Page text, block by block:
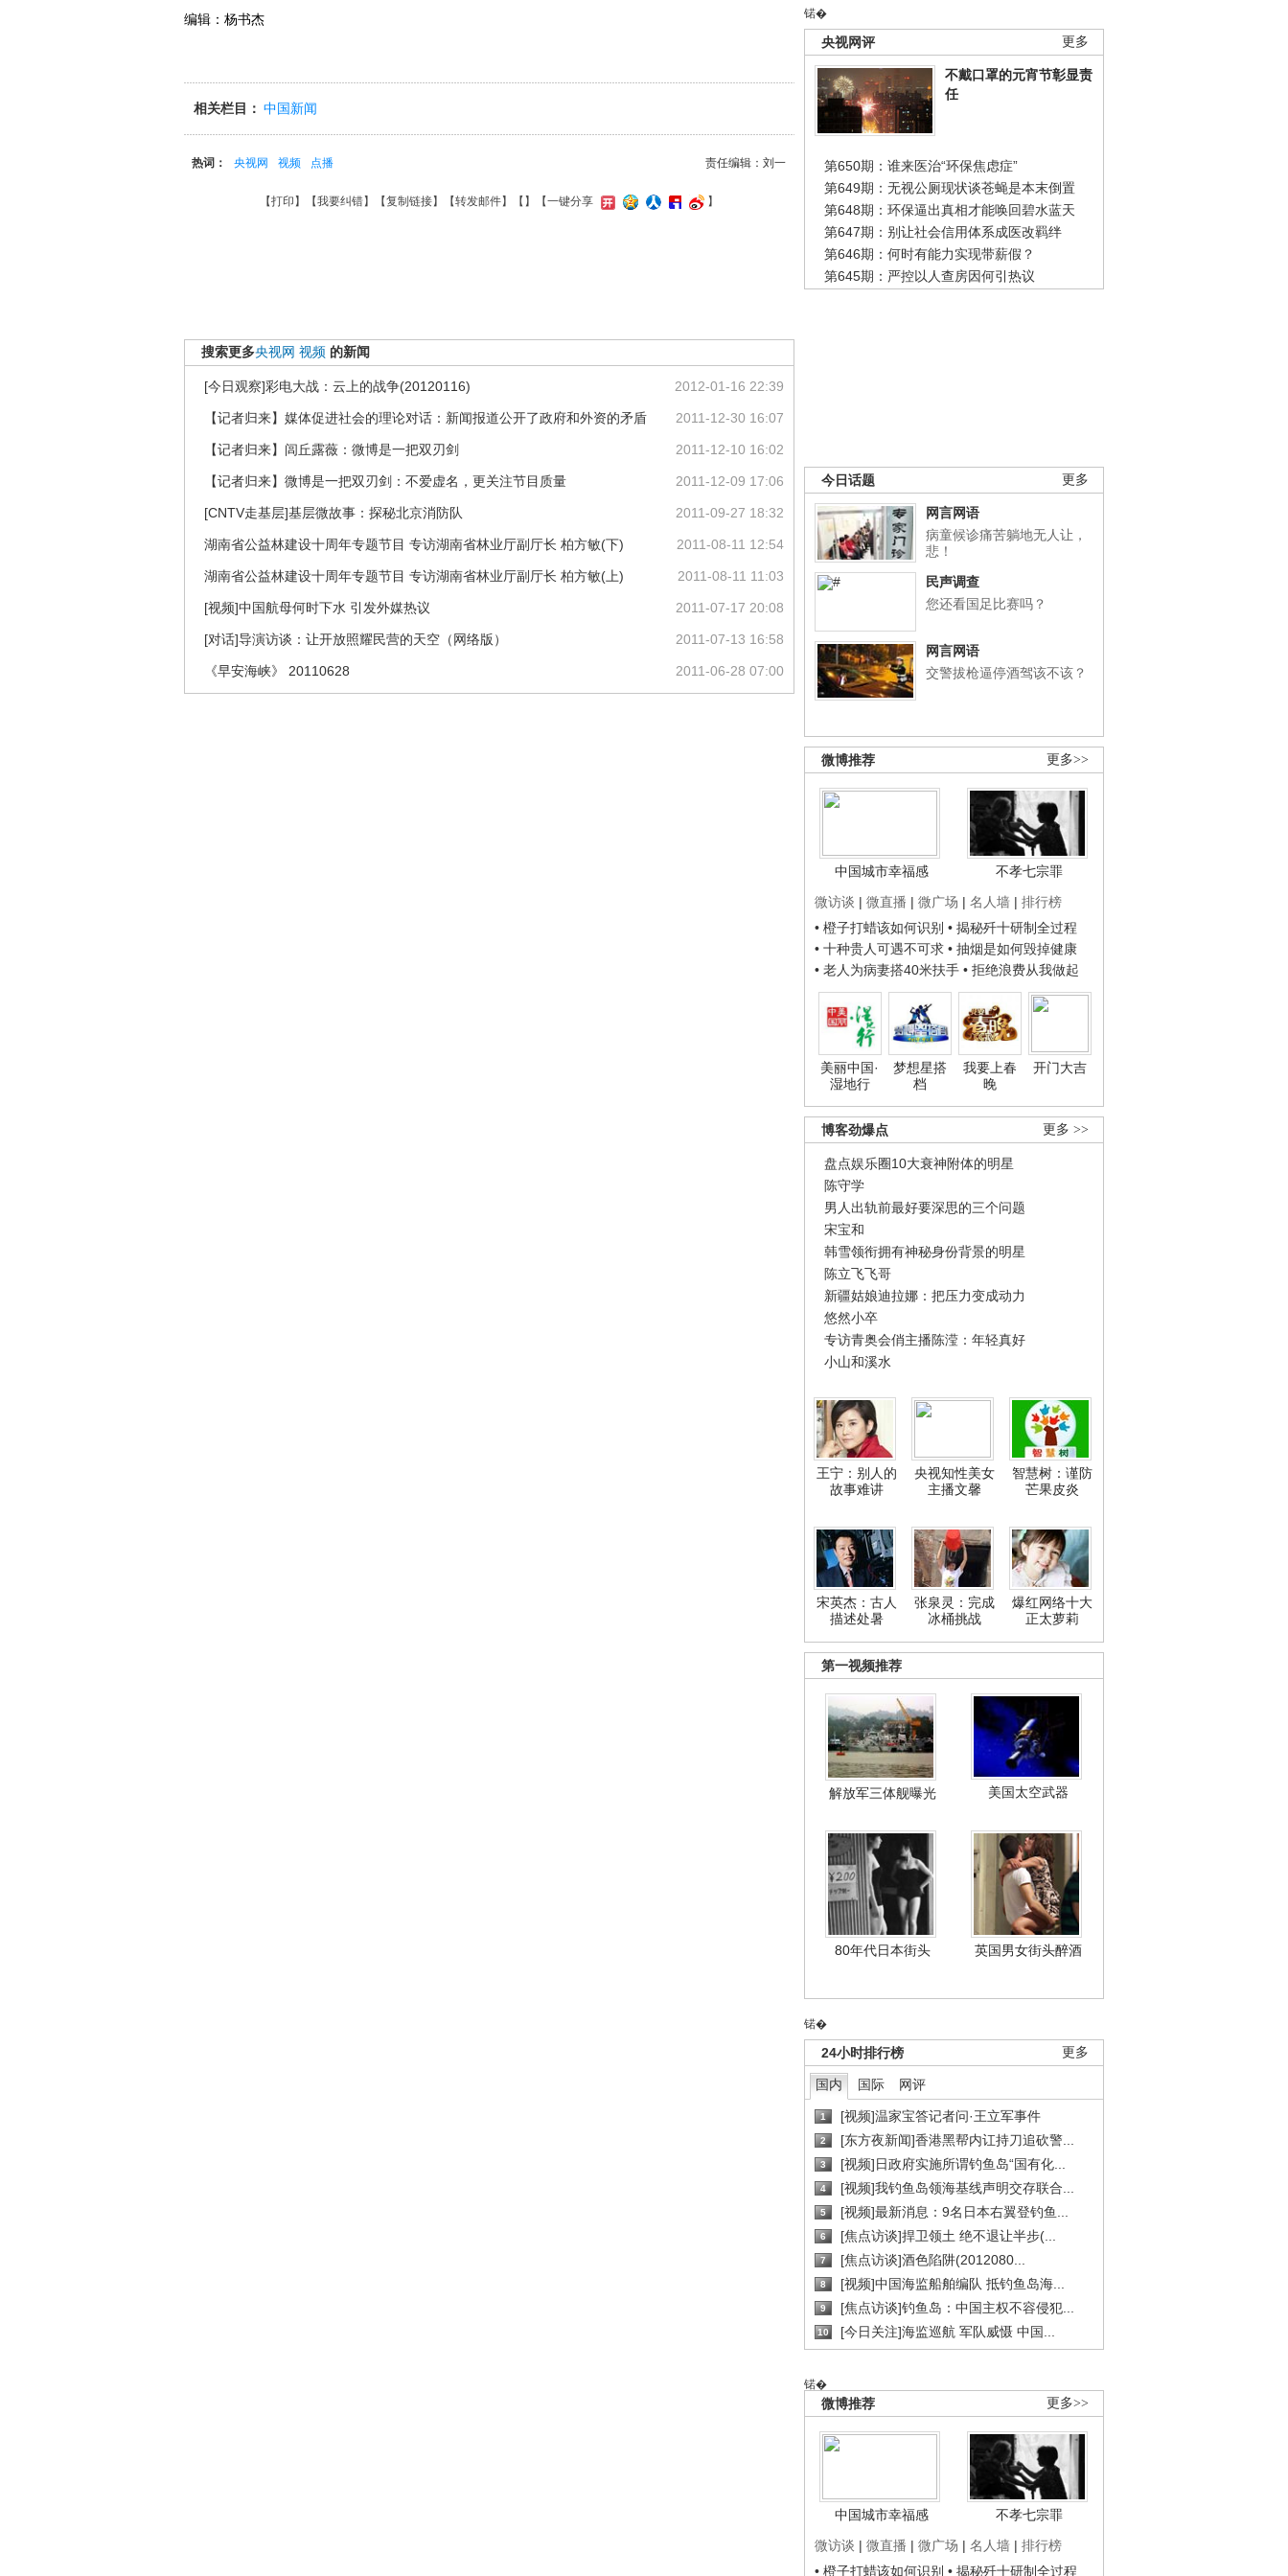
锘�
更多
央视网评
不戴口罩的元宵节彰显责
任
第650期：谁来医治“环保焦虑症”
第649期：无视公厕现状谈苍蝇是本末倒置
第648期：环保逼出真相才能唤回碧水蓝天
第647期：别让社会信用体系成医改羁绊
第646期：何时有能力实现带薪假？
第645期：严控以人查房因何引热议
更多
今日话题
网言网语
病童候诊痛苦躺地无人让，
悲！
民声调查
您还看国足比赛吗？
网言网语
交警拔枪逼停酒驾该不该？
更多>>
微博推荐
中国城市幸福感
不孝七宗罪
微访谈 | 微直播 | 微广场 | 名人墙 | 排行榜
• 橙子打蜡该如何识别 • 揭秘歼十研制全过程
• 十种贵人可遇不可求 • 抽烟是如何毁掉健康
• 老人为病妻搭40米扶手 • 拒绝浪费从我做起
美丽中国·
湿地行
梦想星搭
档
我要上春
晚
开门大吉
更多 >>
博客劲爆点
盘点娱乐圈10大衰神附体的明星
陈守学
男人出轨前最好要深思的三个问题
宋宝和
韩雪领衔拥有神秘身份背景的明星
陈立飞飞哥
新疆姑娘迪拉娜：把压力变成动力
悠然小卒
专访青奥会俏主播陈滢：年轻真好
小山和溪水
王宁：别人的
故事难讲
央视知性美女
主播文馨
智慧树：谨防
芒果皮炎
宋英杰：古人
描述处暑
张泉灵：完成
冰桶挑战
爆红网络十大
正太萝莉
第一视频推荐
解放军三体舰曝光 美国太空武器
80年代日本街头 英国男女街头醉酒
锘�
更多
24小时排行榜
国内 国际 网评
1 [视频]温家宝答记者问·王立军事件
2 [东方夜新闻]香港黑帮内讧持刀追砍警...
3 [视频]日政府实施所谓钓鱼岛“国有化...
4 [视频]我钓鱼岛领海基线声明交存联合...
5 [视频]最新消息：9名日本右翼登钓鱼...
6 [焦点访谈]捍卫领土 绝不退让半步(...
7 [焦点访谈]酒色陷阱(2012080...
8 [视频]中国海监船舶编队 抵钓鱼岛海...
9 [焦点访谈]钓鱼岛：中国主权不容侵犯...
10 [今日关注]海监巡航 军队威慑 中国...
锘�
更多>>
微博推荐
中国城市幸福感
不孝七宗罪
微访谈 | 微直播 | 微广场 | 名人墙 | 排行榜
• 橙子打蜡该如何识别 • 揭秘歼十研制全过程
编辑：杨书杰
相关栏目： 中国新闻
责任编辑：刘一
热词： 央视网 视频 点播
【打印 】【我要纠错】【复制链接】【转发邮件】【 】 【一键分享 】
搜索更多央视网 视频 的新闻
2012-01-16 22:39
[今日观察]彩电大战：云上的战争(20120116)
2011-12-30 16:07
【记者归来】媒体促进社会的理论对话：新闻报道公开了政府和外资的矛盾
2011-12-10 16:02
【记者归来】闾丘露薇：微博是一把双刃剑
2011-12-09 17:06
【记者归来】微博是一把双刃剑：不爱虚名，更关注节目质量
2011-09-27 18:32
[CNTV走基层]基层微故事：探秘北京消防队
2011-08-11 12:54
湖南省公益林建设十周年专题节目 专访湖南省林业厅副厅长 柏方敏(下)
2011-08-11 11:03
湖南省公益林建设十周年专题节目 专访湖南省林业厅副厅长 柏方敏(上)
2011-07-17 20:08
[视频]中国航母何时下水 引发外媒热议
2011-07-13 16:58
[对话]导演访谈：让开放照耀民营的天空（网络版）
2011-06-28 07:00
《早安海峡》 20110628